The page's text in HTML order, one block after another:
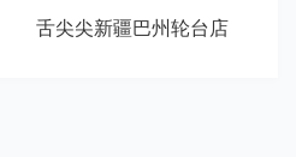
舌尖尖新疆巴州轮台店